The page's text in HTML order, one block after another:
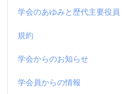
学会のあゆみと歴代主要役員
規約
学会からのお知らせ
学会員からの情報